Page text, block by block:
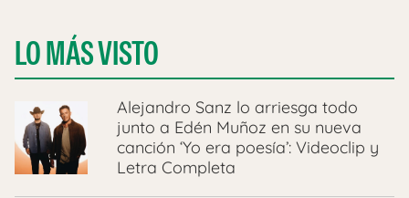
LO MÁS VISTO
Alejandro Sanz lo arriesga todo
junto a Edén Muñoz en su nueva
canción ‘Yo era poesía’: Videoclip y
Letra Completa